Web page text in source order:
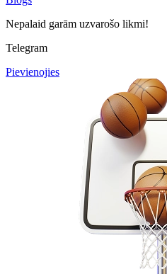
Nepalaid garām uzvarošo likmi!
Telegram
Pievienojies